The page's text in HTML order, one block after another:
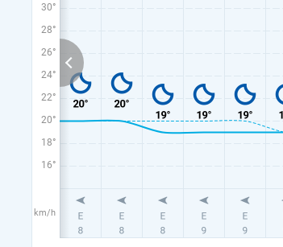
30°
28°
26°
24°
22°
20°
18°
16°
km/h